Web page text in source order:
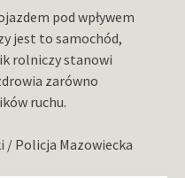
pod wpływem
jest to samochód,
rolniczy stanowi
zarówno
ruchu.
/ Policja Mazowiecka